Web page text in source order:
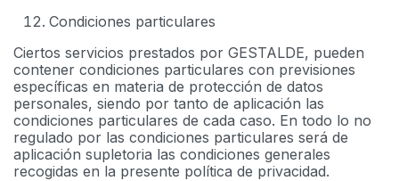
Condiciones particulares
Ciertos servicios prestados por GESTALDE, pueden
contener condiciones particulares con previsiones
específicas en materia de protección de datos
personales, siendo por tanto de aplicación las
condiciones particulares de cada caso. En todo lo no
regulado por las condiciones particulares será de
aplicación supletoria las condiciones generales
recogidas en la presente política de privacidad.